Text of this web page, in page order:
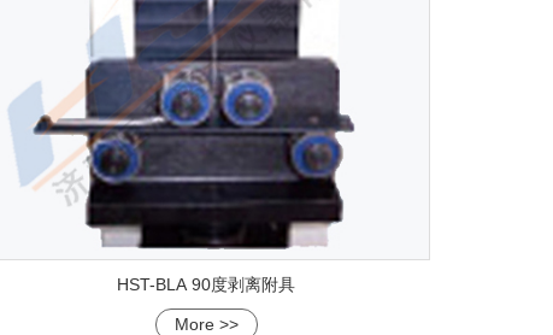
HST-BLA 90度剥离附具
More >>